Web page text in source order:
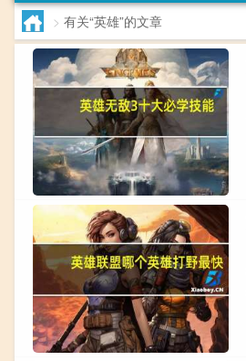
> 有关“英雄”的文章